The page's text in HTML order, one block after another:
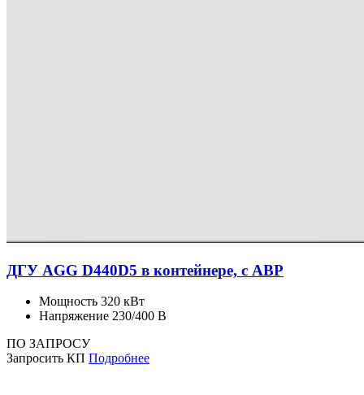
ДГУ AGG D440D5 в контейнере, с АВР
Мощность 320 кВт
Напряжение 230/400 В
ПО ЗАПРОСУ
Запросить КП Подробнее